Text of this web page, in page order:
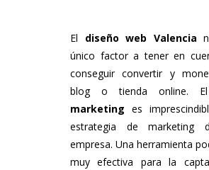
El diseño web Valencia
único factor a tener en
conseguir convertir y
blog o tienda online.
marketing es
estrategia de marketing
empresa. Una herramienta
muy efectiva para la